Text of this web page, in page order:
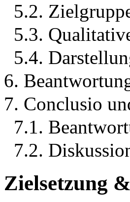
5.2.
5.3.
5.4.
6.
7. Conclusio
7.1.
7.2.
Zielsetzung